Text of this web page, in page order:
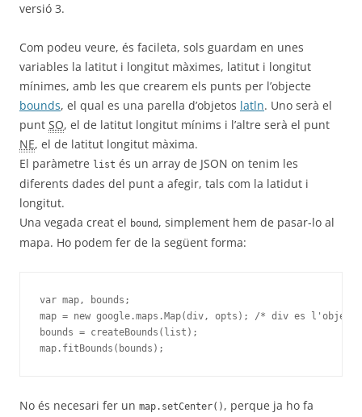
versió 3.
Com podeu veure, és facileta, sols guardam en unes
variables la latitut i longitut màximes, latitut i longitut
mínimes, amb les que crearem els punts per l’objecte
bounds, el qual es una parella d’objetos latln. Uno serà el
punt SO, el de latitut longitut mínims i l’altre serà el punt
NE, el de latitut longitut màxima.
El paràmetre list és un array de JSON on tenim les
diferents dades del punt a afegir, tals com la latidut i
longitut.
Una vegada creat el bound , simplement hem de pasar-lo al
mapa. Ho podem fer de la següent forma:
var map, bounds;
map = new google.maps.Map(div, opts); /* div es
bounds = createBounds(list);
map.fitBounds(bounds);
No és necesari fer un map.setCenter() , perque ja ho fa